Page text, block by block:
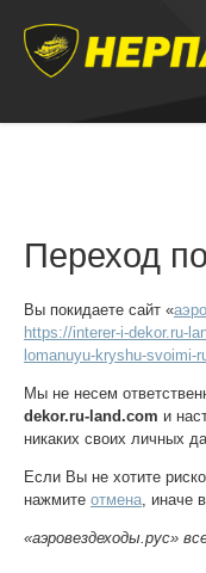
Переход
Вы покидаете сайт «
https://interer-i-dekor.ru-
lomanuyu-kryshu-svoimi-
Мы не несем
dekor.ru-land.com и
никаких своих личных
Если Вы не хотите
нажмите отмена , иначе
«аэровездеходы.рус»